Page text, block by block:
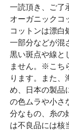
一読頂き、ご了
オーガニックコ
コットンは漂白
一部分などが混
黒い斑点や線と
ません。※こち
ります。また、
め、日本の製品
の色ムラや小さ
分なもの、糸の
は不良品には核